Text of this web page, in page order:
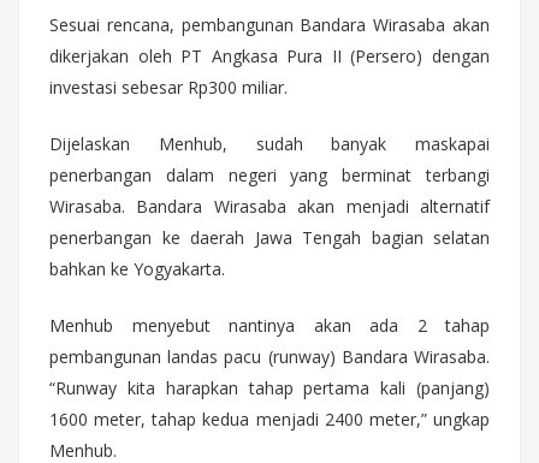
Sesuai rencana, pembangunan Bandara Wirasaba akan
dikerjakan oleh PT Angkasa Pura II (Persero) dengan
investasi sebesar Rp300 miliar.
Dijelaskan Menhub, sudah banyak maskapai
penerbangan dalam negeri yang berminat terbangi
Wirasaba. Bandara Wirasaba akan menjadi alternatif
penerbangan ke daerah Jawa Tengah bagian selatan
bahkan ke Yogyakarta.
Menhub menyebut nantinya akan ada 2 tahap
pembangunan landas pacu (runway) Bandara Wirasaba.
“Runway kita harapkan tahap pertama kali (panjang)
1600 meter, tahap kedua menjadi 2400 meter,” ungkap
Menhub.